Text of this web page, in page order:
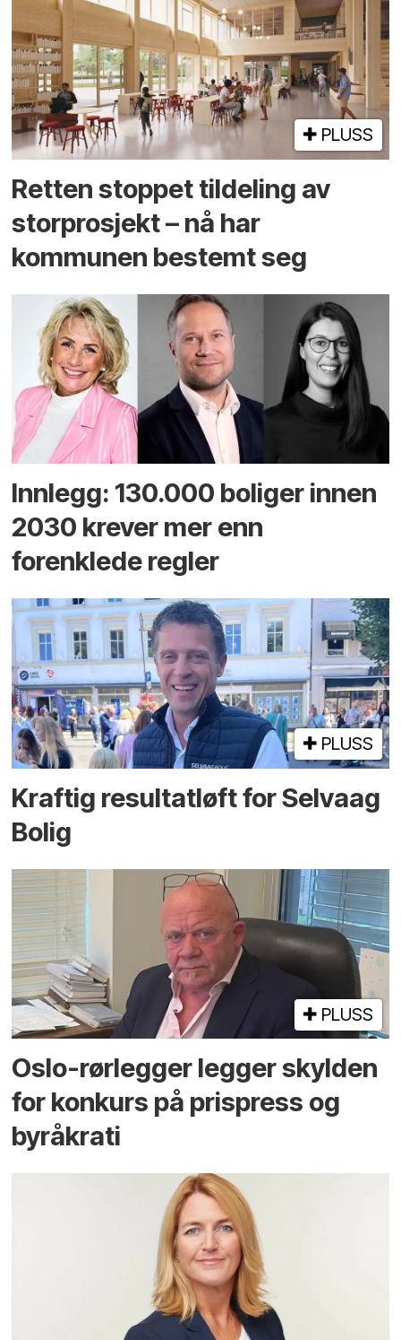
PLUSS
Retten stoppet tildeling av
storprosjekt – nå har
kommunen bestemt seg
Innlegg: 130.000 boliger innen
2030 krever mer enn
forenklede regler
PLUSS
Kraftig resultatløft for Selvaag
Bolig
PLUSS
Oslo-rørlegger legger skylden
for konkurs på prispress og
byråkrati